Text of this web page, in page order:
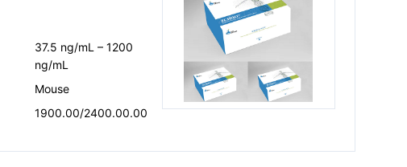
37.5 ng/mL – 1200
ng/mL
Mouse
1900.00/2400.00.00